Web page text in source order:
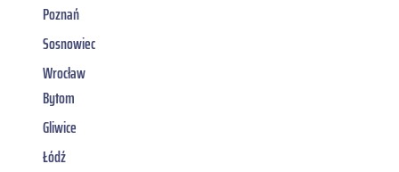
Poznań
Sosnowiec
Wrocław
Bytom
Gliwice
Łódź